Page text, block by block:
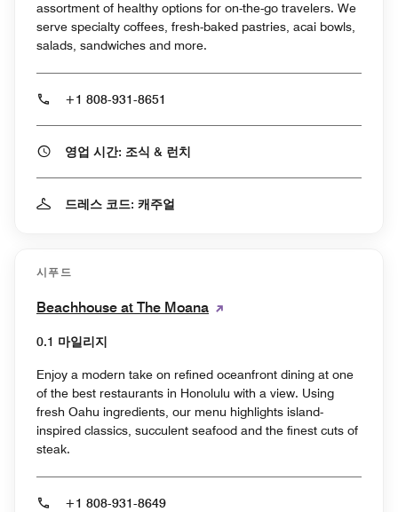
assortment of healthy options for on-the-go travelers. We
serve specialty coffees, fresh-baked pastries, acai bowls,
salads, sandwiches and more.
+1 808-931-8651
영업 시간: 조식 & 런치
드레스 코드: 캐주얼
시푸드
Beachhouse at The Moana
0.1 마일리지
Enjoy a modern take on refined oceanfront dining at one
of the best restaurants in Honolulu with a view. Using
fresh Oahu ingredients, our menu highlights island-
inspired classics, succulent seafood and the finest cuts of
steak.
+1 808-931-8649